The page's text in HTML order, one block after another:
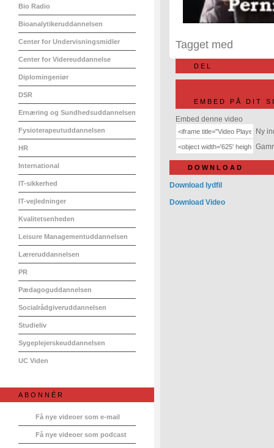
Bio Radio
Bioanalytikeruddannelsen
Center for Undervisningsmidler
Center for Videreuddannelse
Diplomingeniør
DSR
Ernæring og Sundhedsuddannelsen
Fysioterapeutuddannelsen
HR
International
IT-sikkerhed
IT-vejledninger
Kvalitetsenheden
Leisure Managementuddannelsen
Læreruddannelsen
PR
Pædagoguddannelsen
Socialrådgiveruddannelsen
Studieliv
Sygeplejerskeuddannelsen
UC Viden
ABONNÉR
Få nye videoer som e-mail
Få nye videoer som podcast
Tagget med
DEL
EMBED PÅ DIT
Embed denne video
Ny
DOWNLOAD
Download lydfil
Download Video